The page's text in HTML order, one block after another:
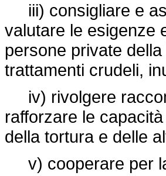
iii) consigliare e
valutare le esigenze
persone private
trattamenti crudeli,
iv) rivolgere
rafforzare le
della tortura e delle
v) cooperare per